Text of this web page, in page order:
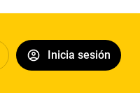
Inicia sesión